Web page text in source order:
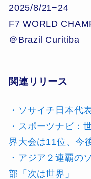
2025/8/21−24
F7 WORLD
＠Brazil Curitiba
関連リリース
・ソサイチ日本代
・スポーツナビ：
界大会は11位、今
・アジア２連覇の
部「次は世界」